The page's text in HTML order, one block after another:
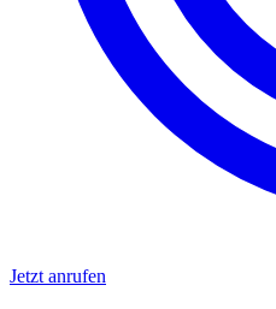
Jetzt anrufen